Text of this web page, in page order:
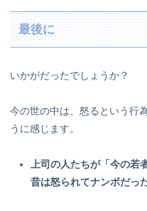
最後に
いかがだったでしょうか？
今の世の中は、怒るという行
うに感じます。
上司の人たちが「今の若
昔は怒られてナンボだっ